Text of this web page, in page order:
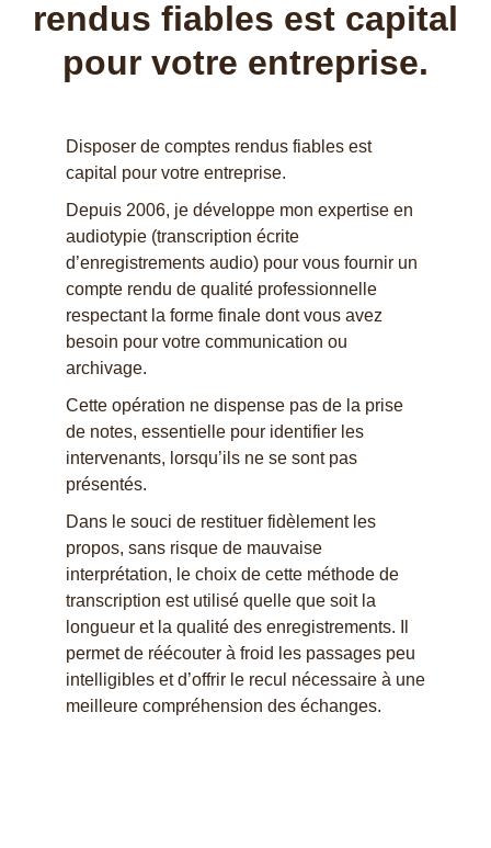
rendus fiables est capital
pour votre entreprise.
Disposer de comptes rendus fiables est
capital pour votre entreprise.
Depuis 2006, je développe mon expertise en
audiotypie (transcription écrite
d’enregistrements audio) pour vous fournir un
compte rendu de qualité professionnelle
respectant la forme finale dont vous avez
besoin pour votre communication ou
archivage.
Cette opération ne dispense pas de la prise
de notes, essentielle pour identifier les
intervenants, lorsqu’ils ne se sont pas
présentés.
Dans le souci de restituer fidèlement les
propos, sans risque de mauvaise
interprétation, le choix de cette méthode de
transcription est utilisé quelle que soit la
longueur et la qualité des enregistrements. Il
permet de réécouter à froid les passages peu
intelligibles et d’offrir le recul nécessaire à une
meilleure compréhension des échanges.